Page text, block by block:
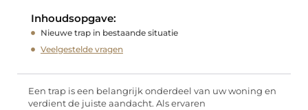
Inhoudsopgave:
Nieuwe trap in bestaande situatie
Veelgestelde vragen
Een trap is een belangrijk onderdeel van uw woning en
verdient de juiste aandacht. Als ervaren